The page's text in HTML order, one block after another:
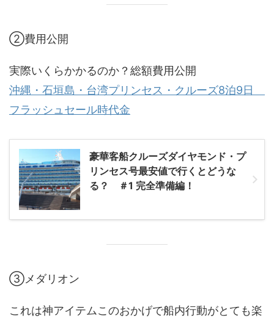
②費用公開
実際いくらかかるのか？総額費用公開
沖縄・石垣島・台湾プリンセス・クルーズ8泊9日
フラッシュセール時代金
豪華客船クルーズダイヤモンド・プ
リンセス号最安値で行くとどうな
る？ ＃1 完全準備編！
③メダリオン
これは神アイテムこのおかげで船内行動がとても楽